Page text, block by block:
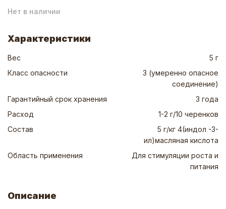
Нет в наличии
Характеристики
Вес
5 г
Класс опасности
3 (умеренно опасное
соединение)
Гарантийный срок хранения
3 года
Расход
1-2 г/10 черенков
Состав
5 г/кг 4(индол -3-
ил)масляная кислота
Область применения
Для стимуляции роста и
питания
Описание